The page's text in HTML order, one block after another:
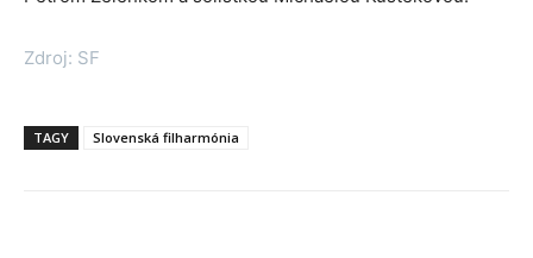
Zdroj: SF
TAGY Slovenská filharmónia